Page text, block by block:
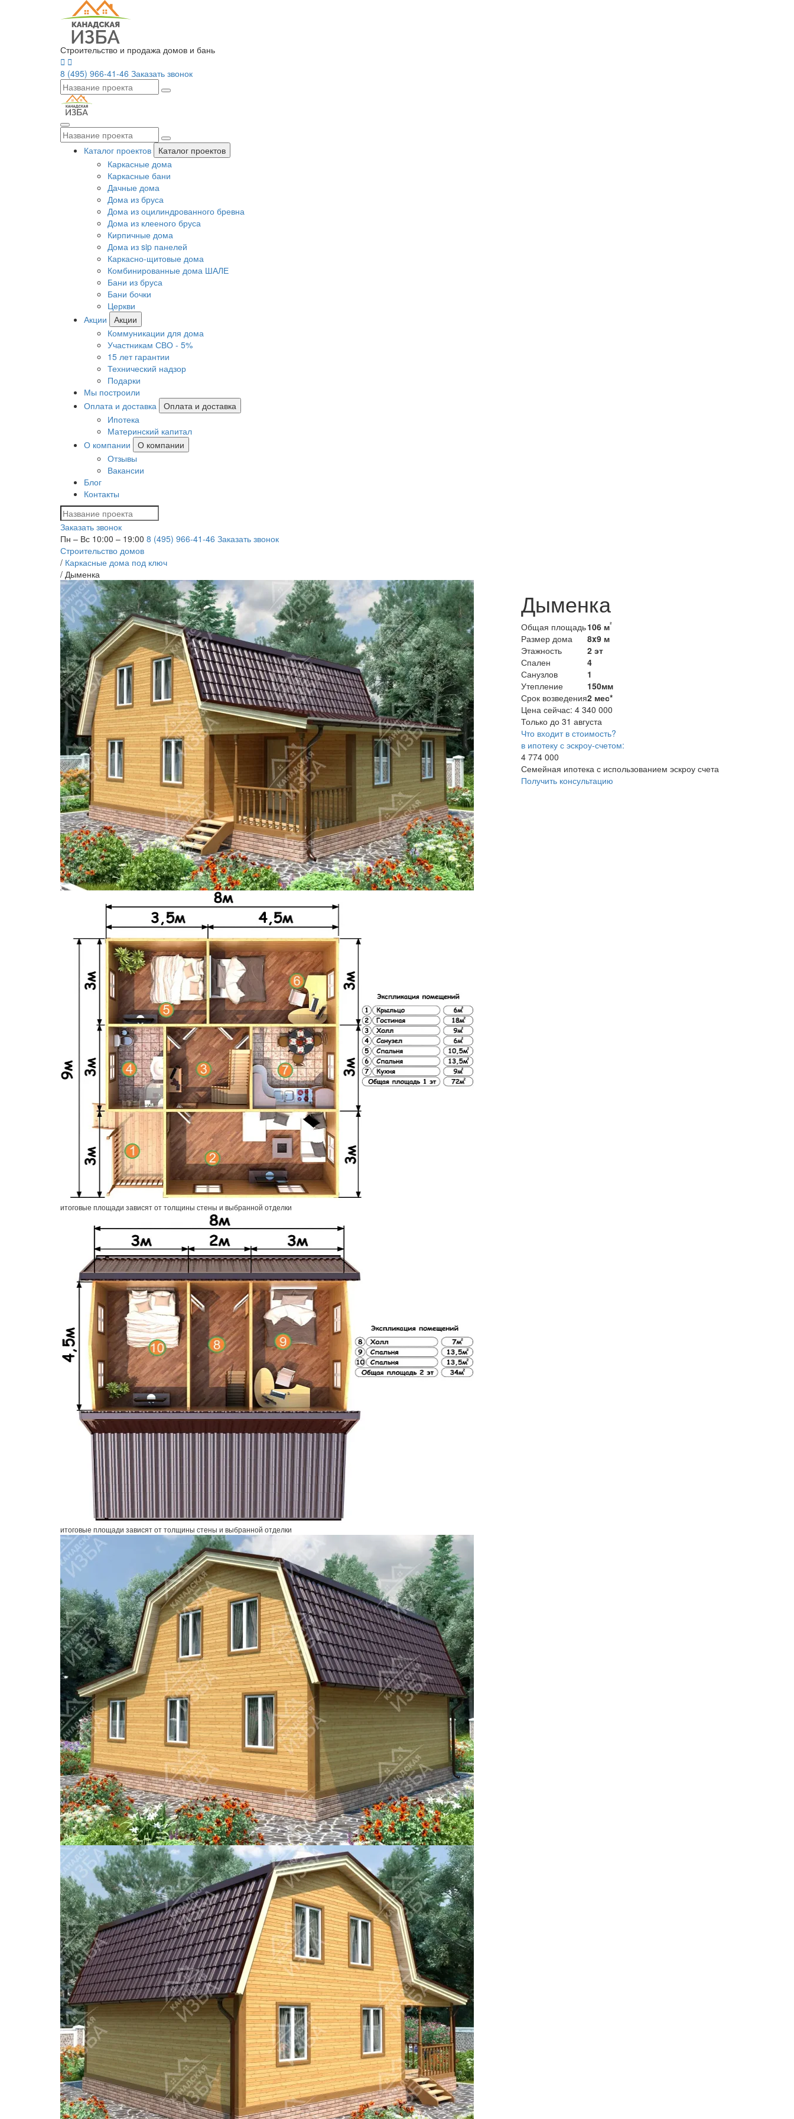
Строительство и продажа домов и бань
8 (495) 966-41-46 Заказать звонок
Каталог проектов
Каталог проектов
Каркасные дома
Каркасные бани
Дачные дома
Дома из бруса
Дома из оцилиндрованного бревна
Дома из клееного бруса
Кирпичные дома
Дома из sip панелей
Каркасно-щитовые дома
Комбинированные дома ШАЛЕ
Бани из бруса
Бани бочки
Церкви
Акции
Акции
Коммуникации для дома
Участникам СВО - 5%
15 лет гарантии
Технический надзор
Подарки
Мы построили
Оплата и доставка
Оплата и доставка
Ипотека
Материнский капитал
О компании
О компании
Отзывы
Вакансии
Блог
Контакты
Заказать звонок
Пн – Вс 10:00 – 19:00 8 (495) 966-41-46 Заказать звонок
Строительство домов
/ Каркасные дома под ключ
/ Дыменка
итоговые площади зависят от толщины стены и выбранной отделки
итоговые площади зависят от толщины стены и выбранной отделки
Дыменка
Общая площадь106 м²
Размер дома
8x9 м
Этажность
2 эт
Спален
4
Санузлов
1
Утепление
150мм
Срок возведения2 мес*
Цена сейчас: 4 340 000
Только до 31 августа
Что входит в стоимость?
в ипотеку с эскроу-счетом:
4 774 000
Семейная ипотека с использованием эскроу счета
Получить консультацию